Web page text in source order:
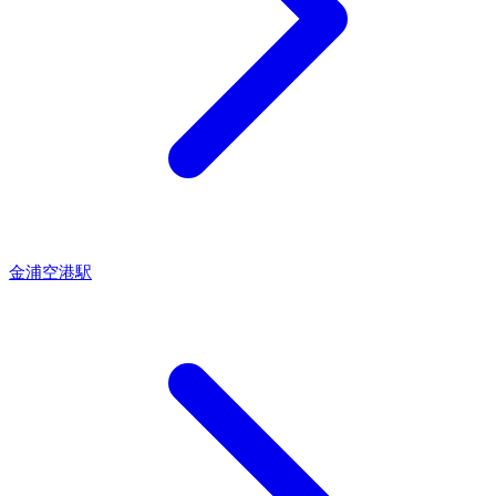
金浦空港駅